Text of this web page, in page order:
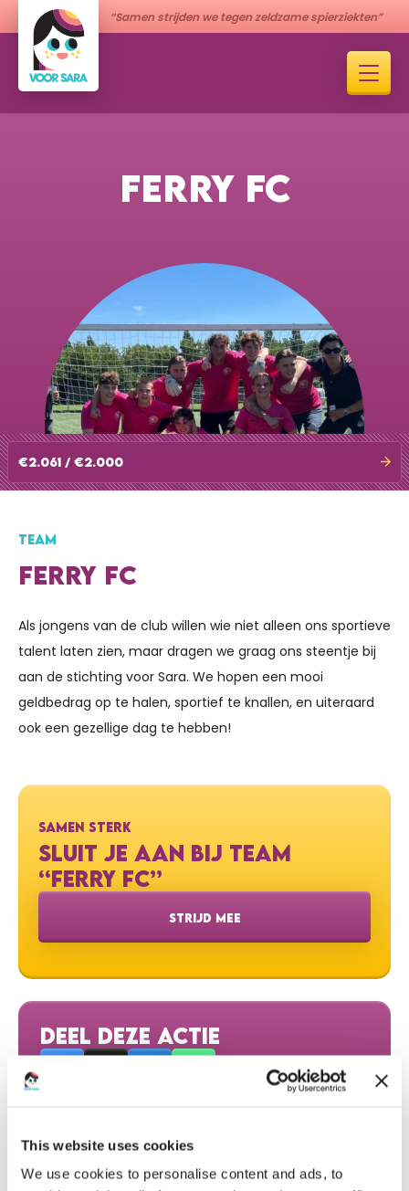
This website uses cookies
We use cookies to personalise content and ads, to
“Samen strijden we tegen zeldzame spierziekten”
FERRY FC
€2.061 / €2.000
TEAM
FERRY FC
Als jongens van de club willen wie niet alleen ons sportieve
talent laten zien, maar dragen we graag ons steentje bij
aan de stichting voor Sara. We hopen een mooi
geldbedrag op te halen, sportief te knallen, en uiteraard
ook een gezellige dag te hebben!
SAMEN STERK
SLUIT JE AAN BIJ TEAM
“FERRY FC”
STRIJD MEE
DEEL DEZE ACTIE
HELP MEE